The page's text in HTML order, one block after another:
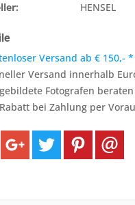
HENSEL
Versand ab € 150,- *
Versand innerhalb
Fotografen beraten
bei Zahlung per